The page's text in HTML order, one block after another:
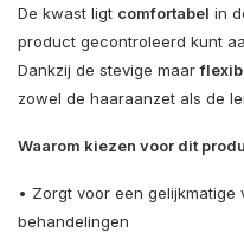
De kwast ligt comfortabel in
product gecontroleerd kunt
Dankzij de stevige maar
zowel de haaraanzet als de
Waarom kiezen voor dit
• Zorgt voor een gelijkmatige
behandelingen